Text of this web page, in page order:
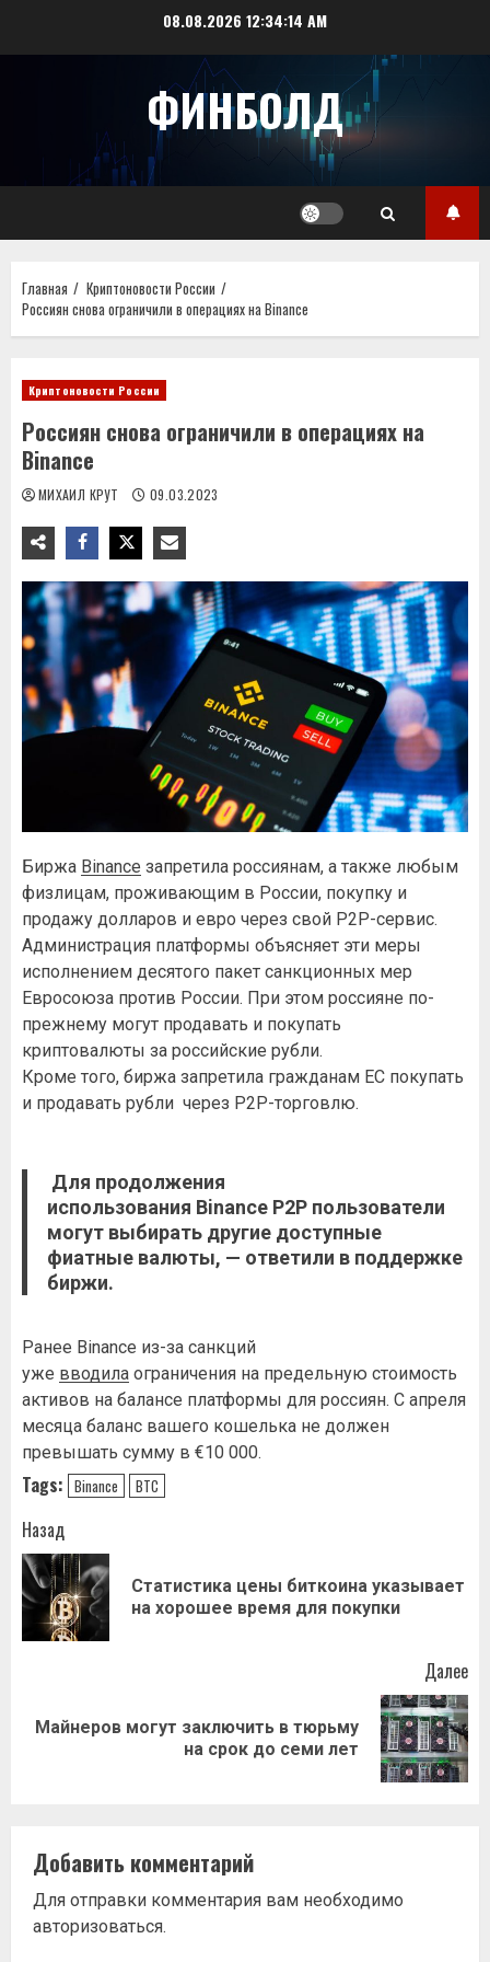
08.08.202612:34:15 AM
ФИНБОЛД
Главная
Криптоновости России
Россиян снова ограничили в операциях на Binance
Криптоновости России
Россиян снова ограничили в операциях на
Binance
МИХАИЛ КРУТ 09.03.2023
Биржа Binance запретила россиянам, а также любым
физлицам, проживающим в России, покупку и
продажу долларов и евро через свой P2P-сервис.
Администрация платформы объясняет эти меры
исполнением десятого пакет санкционных мер
Евросоюза против России. При этом россияне по-
прежнему могут продавать и покупать
криптовалюты за российские рубли.
Кроме того, биржа запретила гражданам ЕС покупать
и продавать рубли через P2P-торговлю.
Для продолжения
использования Binance P2P пользователи
могут выбирать другие доступные
фиатные валюты, — ответили в поддержке
биржи.
Ранее Binance из-за санкций
уже вводила ограничения на предельную стоимость
активов на балансе платформы для россиян. С апреля
месяца баланс вашего кошелька не должен
превышать сумму в €10 000.
Tags: Binance BTC
Навигация
записи
Назад
Статистика цены биткоина указывает
на хорошее время для покупки
Далее
Следующая
Майнеров могут заключить в тюрьму
на срок до семи лет
Добавить комментарий
Для отправки комментария вам необходимо
авторизоваться.